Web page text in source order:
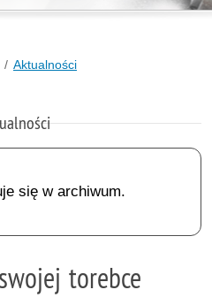
Aktualności
się w archiwum.
torebce